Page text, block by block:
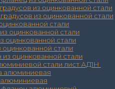
из оцинкованной стали
из оцинкованной стали
стали
оцинкованной стали
оцинкованной стали
оцинкованной стали
оцинкованной стали
стали лист АД1Н
алюминиевая